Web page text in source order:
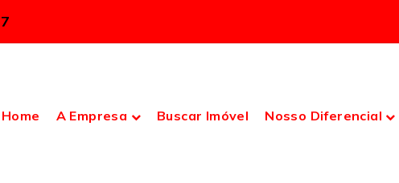
Home A Empresa Buscar Imóvel Nosso Diferencial